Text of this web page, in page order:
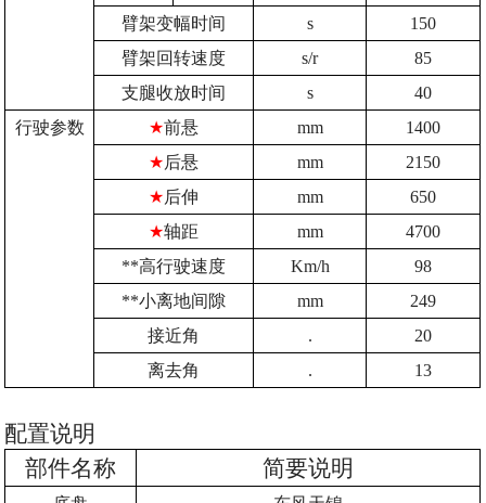
臂架变幅时间
s
150
臂架回转速度
s/r
85
支腿收放时间
s
40
行驶参数
★前悬 mm
1400
★后悬 mm
2150
★后伸 mm
650
★轴距 mm
4700
**高行驶速度
Km/h
98
**小离地间隙
mm
249
接近角
.
20
离去角
. 13
配置说明
部件名称
简要说明